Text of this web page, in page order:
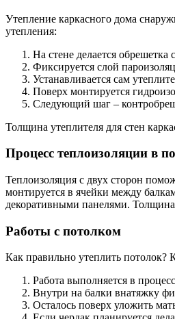
Утепление каркасного дома
утепления:
На стене делается
Фиксируется слой
Устанавливается сам
Поверх монтируется
Следующий шаг –
Толщина утеплителя для стен
Процесс теплоизоляции в
Теплоизоляция с двух сторон
монтируется в ячейки между
декоративными панелями.
Работы с потолком
Как правильно утеплить потолок?
Работа выполняется в
Внутри на балки внатяжку
Осталось поверх уложить